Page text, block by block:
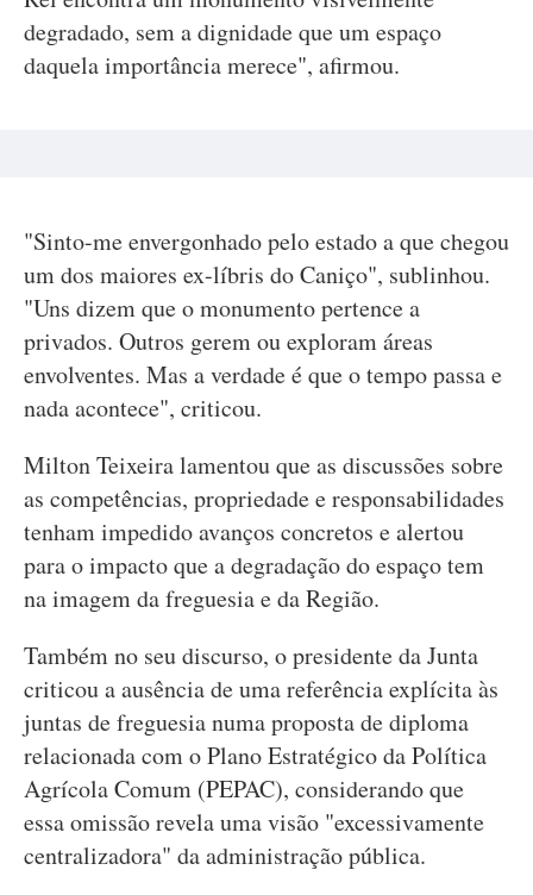
degradado, sem a dignidade que um espaço
daquela importância merece", afirmou.
"Sinto-me envergonhado pelo estado a que chegou
um dos maiores ex-líbris do Caniço", sublinhou.
"Uns dizem que o monumento pertence a
privados. Outros gerem ou exploram áreas
envolventes. Mas a verdade é que o tempo passa e
nada acontece", criticou.
Milton Teixeira lamentou que as discussões sobre
as competências, propriedade e responsabilidades
tenham impedido avanços concretos e alertou
para o impacto que a degradação do espaço tem
na imagem da freguesia e da Região.
Também no seu discurso, o presidente da Junta
criticou a ausência de uma referência explícita às
juntas de freguesia numa proposta de diploma
relacionada com o Plano Estratégico da Política
Agrícola Comum (PEPAC), considerando que
essa omissão revela uma visão "excessivamente
centralizadora" da administração pública.